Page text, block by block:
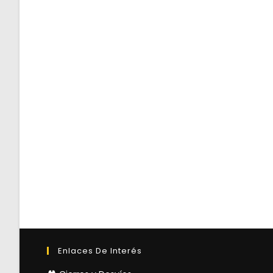
Enlaces De Interés